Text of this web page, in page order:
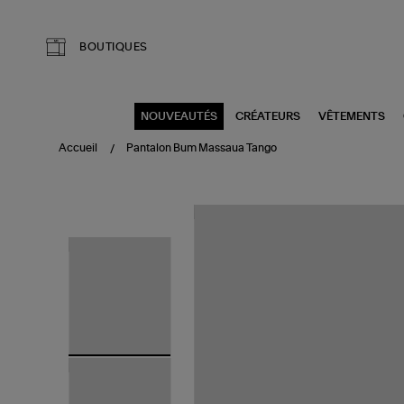
BOUTIQUES
NOUVEAUTÉS CRÉATEURS VÊTEMENTS
Accueil Pantalon Bum Massaua Tango